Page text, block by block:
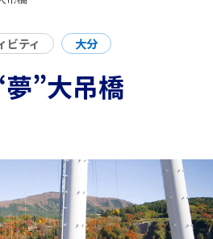
ビティ 大分
”大吊橋